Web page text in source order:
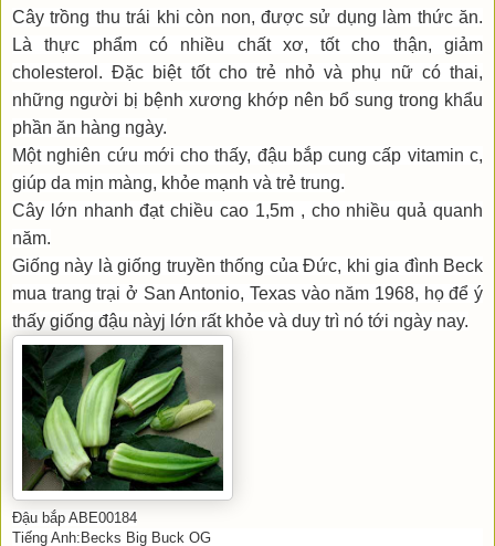
Cây trồng thu trái khi còn non, được sử dụng làm thức ăn.
Là thực phẩm có nhiều chất xơ, tốt cho thận, giảm
cholesterol. Đặc biệt tốt cho trẻ nhỏ và phụ nữ có thai,
những người bị bệnh xương khớp nên bổ sung trong khẩu
phần ăn hàng ngày.
Một nghiên cứu mới cho thấy, đậu bắp cung cấp vitamin c,
giúp da mịn màng, khỏe mạnh và trẻ trung.
Cây lớn nhanh đạt chiều cao 1,5m , cho nhiều quả quanh
năm.
Giống này là giống truyền thống của Đức, khi gia đình Beck
mua trang trại ở San Antonio, Texas vào năm 1968, họ để ý
thấy giống đậu nàyj lớn rất khỏe và duy trì nó tới ngày nay.
Đậu bắp ABE00184
Tiếng Anh:Becks Big Buck OG